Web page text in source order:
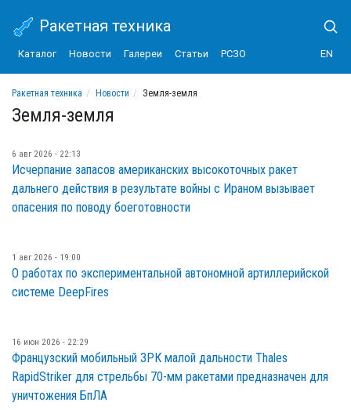
Ракетная техника
Каталог Новости Галереи Статьи РСЗО EN
Ракетная техника Новости Земля-земля
Земля-земля
6 авг 2026 - 22:13
Исчерпание запасов американских высокоточных ракет
дальнего действия в результате войны с Ираном вызывает
опасения по поводу боеготовности
1 авг 2026 - 19:00
О работах по экспериментальной автономной артиллерийской
системе DeepFires
16 июн 2026 - 22:29
Французский мобильный ЗРК малой дальности Thales
RapidStriker для стрельбы 70-мм ракетами предназначен для
уничтожения БпЛА